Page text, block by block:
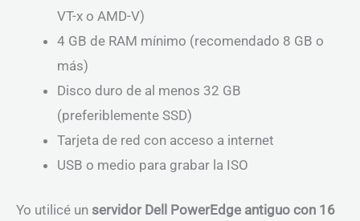
VT-x o AMD-V)
4 GB de RAM mínimo (recomendado 8 GB o
más)
Disco duro de al menos 32 GB
(preferiblemente SSD)
Tarjeta de red con acceso a internet
USB o medio para grabar la ISO
Yo utilicé un servidor Dell PowerEdge antiguo con 16